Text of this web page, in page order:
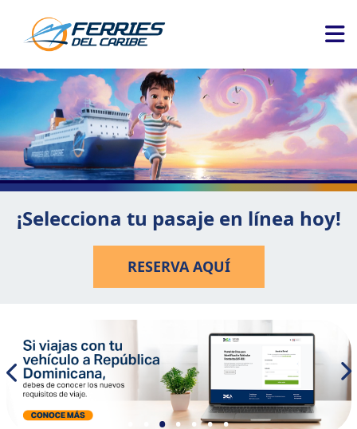
¡Selecciona tu pasaje en línea hoy!
RESERVA AQUÍ
• • • • •